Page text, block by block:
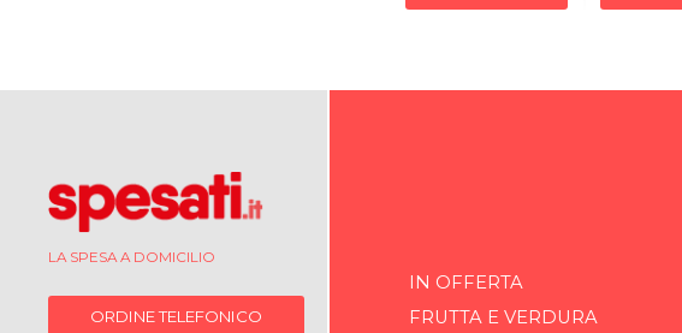
LA SPESA A DOMICILIO
ORDINE TELEFONICO
IN OFFERTA
FRUTTA E VERDURA